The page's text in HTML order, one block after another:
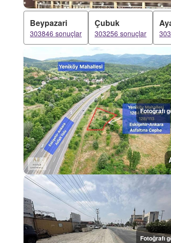
Beypazari
303846 sonuçlar
Çubuk
303256 sonuçlar
Fotoğrafı
Fotoğrafı